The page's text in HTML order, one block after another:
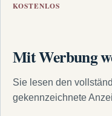
KOSTENLOS
Mit Werbung
Sie lesen den
gekennzeichnete